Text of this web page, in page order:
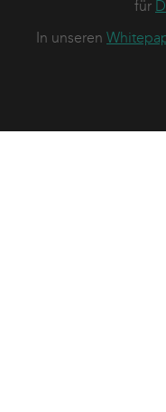
für
In unseren